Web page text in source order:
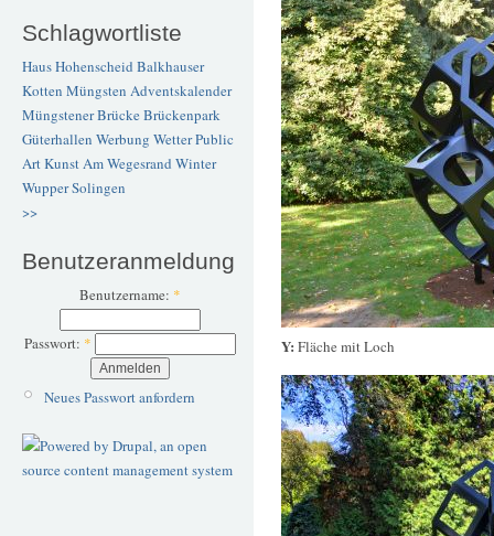
Schlagwortliste
Haus Hohenscheid Balkhauser
Kotten Müngsten Adventskalender
Müngstener BrückeBrückenpark
Güterhallen Werbung WetterPublic
ArtKunstAm Wegesrand Winter
WupperSolingen
>>
Benutzeranmeldung
Benutzername: *
Passwort: *
Neues Passwort anfordern
Y: Fläche mit Loch